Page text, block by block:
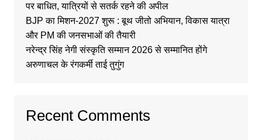
पर बाधित, यात्रियों से सतर्क रहने की अपील
BJP का मिशन-2027 शुरू : बूथ जीतो अभियान, विकास यात्रा
और PM की जनसभाओं की तैयारी
नरेन्द्र सिंह नेगी संस्कृति सम्मान 2026 से सम्मानित होंगे
अरुणाचल के रंगकर्मी ताई तुगुंग
Recent Comments